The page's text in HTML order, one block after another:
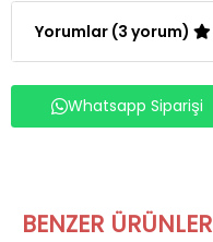
Yorumlar (3 yorum)
Whatsapp Siparişi
BENZER ÜRÜNLER